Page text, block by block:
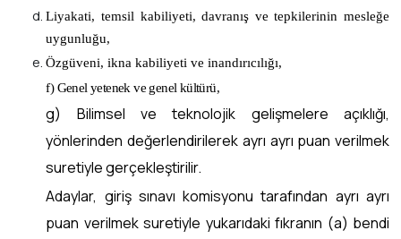
Liyakati, temsil kabiliyeti, davranış ve tepkilerinin mesleğe
uygunluğu,
Özgüveni, ikna kabiliyeti ve inandırıcılığı,
f) Genel yetenek ve genel kültürü,
g) Bilimsel ve teknolojik gelişmelere açıklığı,
yönlerinden değerlendirilerek ayrı ayrı puan verilmek
suretiyle gerçekleştirilir.
Adaylar, giriş sınavı komisyonu tarafından ayrı ayrı
puan verilmek suretiyle yukarıdaki fıkranın (a) bendi